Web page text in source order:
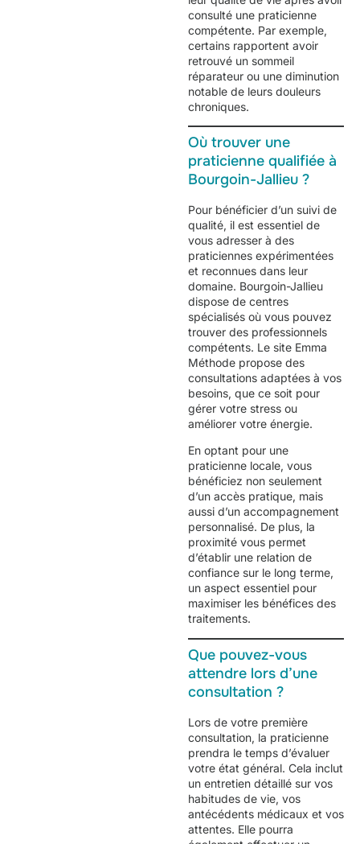
consulté une praticienne
compétente. Par exemple,
certains rapportent avoir
retrouvé un sommeil
réparateur ou une diminution
notable de leurs douleurs
chroniques.
Où trouver une
praticienne qualifiée à
Bourgoin-Jallieu ?
Pour bénéficier d’un suivi de
qualité, il est essentiel de
vous adresser à des
praticiennes expérimentées
et reconnues dans leur
domaine. Bourgoin-Jallieu
dispose de centres
spécialisés où vous pouvez
trouver des professionnels
compétents. Le site Emma
Méthode propose des
consultations adaptées à vos
besoins, que ce soit pour
gérer votre stress ou
améliorer votre énergie.
En optant pour une
praticienne locale, vous
bénéficiez non seulement
d’un accès pratique, mais
aussi d’un accompagnement
personnalisé. De plus, la
proximité vous permet
d’établir une relation de
confiance sur le long terme,
un aspect essentiel pour
maximiser les bénéfices des
traitements.
Que pouvez-vous
attendre lors d’une
consultation ?
Lors de votre première
consultation, la praticienne
prendra le temps d’évaluer
votre état général. Cela inclut
un entretien détaillé sur vos
habitudes de vie, vos
antécédents médicaux et vos
attentes. Elle pourra